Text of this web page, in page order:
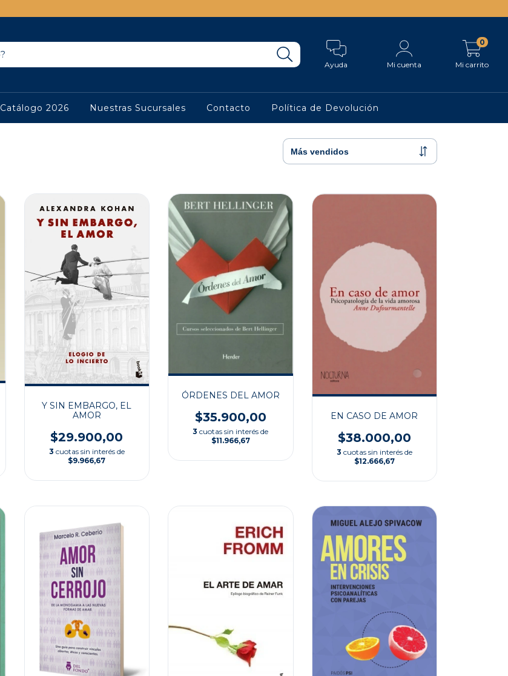
Ayuda Mi cuenta Mi carrito
0
Catálogo 2026 Nuestras Sucursales Contacto Política de Devolución
Y SIN EMBARGO, EL
AMOR
$29.900,00
3 cuotas sin interés de
$9.966,67
ÓRDENES DEL AMOR
$35.900,00
3 cuotas sin interés de
$11.966,67
EN CASO DE AMOR
$38.000,00
3 cuotas sin interés de
$12.666,67